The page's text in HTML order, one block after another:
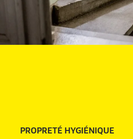
PROPRETÉ HYGIÉNIQUE